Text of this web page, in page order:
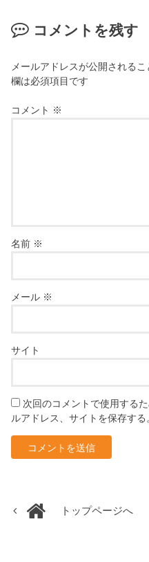
コメントを残す
メールアドレスが公開されるこ
欄は必須項目です
コメント ※
名前 ※
メール ※
サイト
次回のコメントで使用する
ルアドレス、サイトを保存する
トップページへ